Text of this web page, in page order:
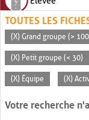
TOUTES LES
(X) Grand groupe (>
(X) Petit groupe (< 30)
(X) Équipe (X)
Votre recherche